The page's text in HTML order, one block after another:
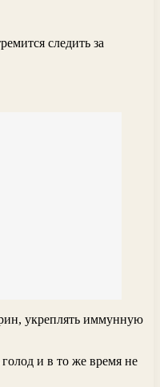
следить за
укреплять иммунную
и в то же время не